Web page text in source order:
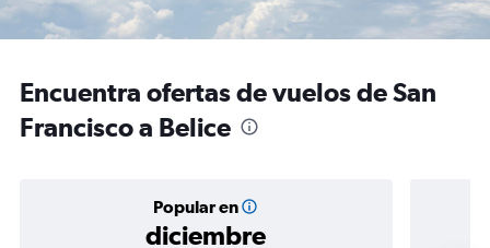
Encuentra ofertas de vuelos de San
Francisco a Belice
Popular en
diciembre